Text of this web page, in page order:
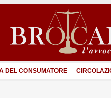
DEL CONSUMATORE